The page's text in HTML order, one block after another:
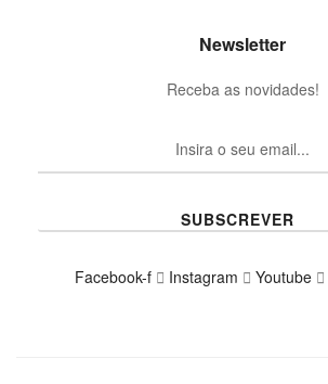
Newsletter
Receba as novidades!
SUBSCREVER
Facebook-f Instagram Youtube